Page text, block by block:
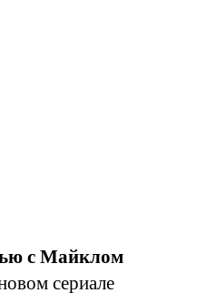
с Майклом
сериале